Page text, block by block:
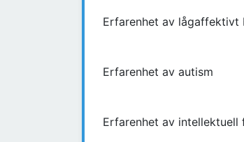
Erfarenhet av lågaffektivt
Erfarenhet av autism
Erfarenhet av intellektuell